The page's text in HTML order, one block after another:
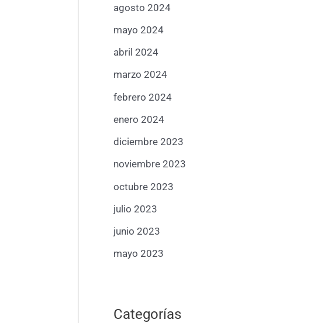
agosto 2024
mayo 2024
abril 2024
marzo 2024
febrero 2024
enero 2024
diciembre 2023
noviembre 2023
octubre 2023
julio 2023
junio 2023
mayo 2023
Categorías